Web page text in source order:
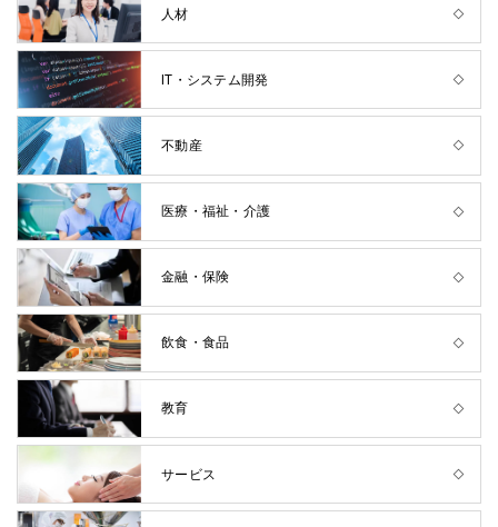
人材
IT・システム開発
不動産
医療・福祉・介護
金融・保険
飲食・食品
教育
サービス